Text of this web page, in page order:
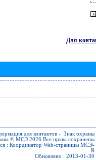
Для
для контактов - Знак охраны
© МСЭ 2026 Все права сохранены
: Координатор Web-страницы МСЭ-
R
Обновлено : 2013-01-30